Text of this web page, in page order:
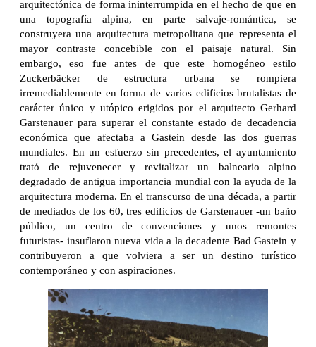
arquitectónica de forma ininterrumpida en el hecho de que en
una topografía alpina, en parte salvaje-romántica, se
construyera una arquitectura metropolitana que representa el
mayor contraste concebible con el paisaje natural. Sin
embargo, eso fue antes de que este homogéneo estilo
Zuckerbäcker de estructura urbana se rompiera
irremediablemente en forma de varios edificios brutalistas de
carácter único y utópico erigidos por el arquitecto Gerhard
Garstenauer para superar el constante estado de decadencia
económica que afectaba a Gastein desde las dos guerras
mundiales. En un esfuerzo sin precedentes, el ayuntamiento
trató de rejuvenecer y revitalizar un balneario alpino
degradado de antigua importancia mundial con la ayuda de la
arquitectura moderna. En el transcurso de una década, a partir
de mediados de los 60, tres edificios de Garstenauer -un baño
público, un centro de convenciones y unos remontes
futuristas- insuflaron nueva vida a la decadente Bad Gastein y
contribuyeron a que volviera a ser un destino turístico
contemporáneo y con aspiraciones.